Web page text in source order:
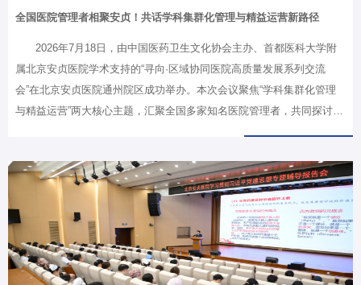
全国医院管理者相聚安贞！共话学科集群化管理与精益运营新路径
2026年7月18日，由中国医药卫生文化协会主办、首都医科大学附
属北京安贞医院学术支持的“寻向·区域协同医院高质量发展系列交流
会”在北京安贞医院通州院区成功举办。本次会议聚焦“学科集群化管理
与精益运营”两大核心主题，汇聚全国多家知名医院管理者，共同探讨公
群化不仅是技术层面的资源整合，更是文化层面的价值凝聚，精益运营
也不仅是成本管控的工具，更是“以人为本”管理理念的实践。他表示，
协会致力于搭建文化与专业深度融合的平台，希望通过前沿经验分享与
思想碰撞，共同探索具有中国特色的医院高质量发展路径。北京安贞医
院党委书记潘军华在致辞中表示，当前正值“十五五”规划开局阶段，公
立医院高质量发展…